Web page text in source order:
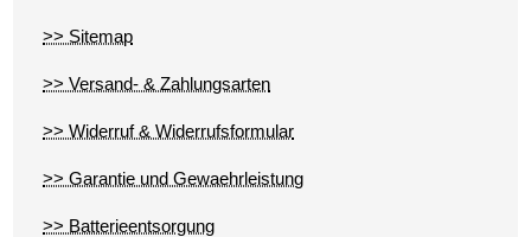
>> Sitemap
>> Versand- & Zahlungsarten
>> Widerruf & Widerrufsformular
>> Garantie und Gewaehrleistung
>> Batterieentsorgung